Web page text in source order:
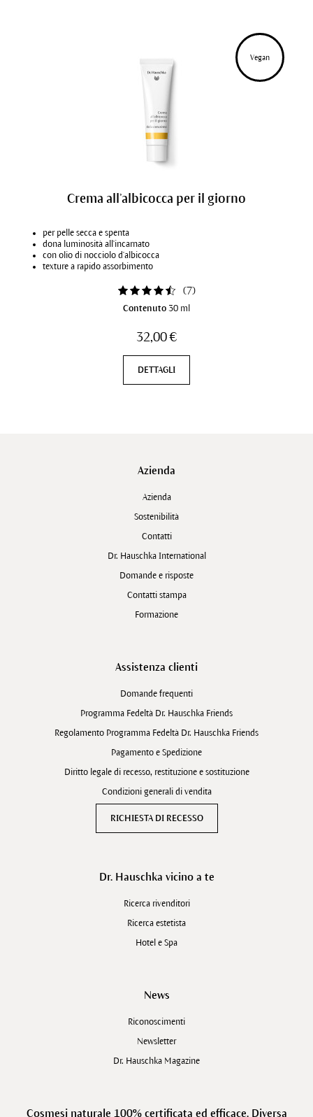
Vegan
Crema all’albicocca per il giorno
per pelle secca e spenta
dona luminosità all'incarnato
con olio di nocciolo d'albicocca
texture a rapido assorbimento
(7)
Contenuto 30 ml
32,00 €
DETTAGLI
Azienda
Azienda
Sostenibilità
Contatti
Dr. Hauschka International
Domande e risposte
Contatti stampa
Formazione
Assistenza clienti
Domande frequenti
Programma Fedeltà Dr. Hauschka Friends
Regolamento Programma Fedeltà Dr. Hauschka Friends
Pagamento e Spedizione
Diritto legale di recesso, restituzione e sostituzione
Condizioni generali di vendita
RICHIESTA DI RECESSO
Dr. Hauschka vicino a te
Ricerca rivenditori
Ricerca estetista
Hotel e Spa
News
Riconoscimenti
Newsletter
Dr. Hauschka Magazine
Cosmesi naturale 100% certificata ed efficace. Diversa